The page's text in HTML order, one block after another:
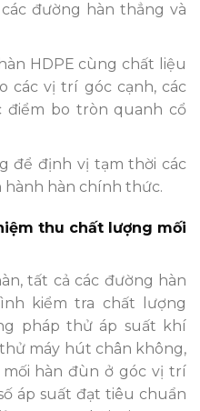
đường hàn thẳng và
HDPE cùng chất liệu
các vị trí góc cạnh, các
điểm bo tròn quanh cổ
để định vị tạm thời các
hàn chính thức.
thu chất lượng mối
tất cả các đường hàn
kiểm tra chất lượng
pháp thử áp suất khí
máy hút chân không,
hàn đùn ở góc vị trí
áp suất đạt tiêu chuẩn